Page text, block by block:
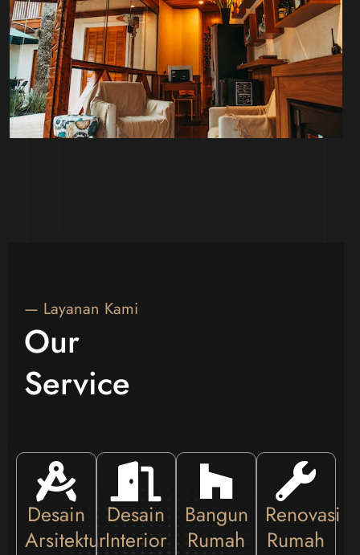
— Layanan Kami
Our
Service
Desain
Arsitektur
Desain
Interior
Bangun
Rumah
Renovasi
Rumah